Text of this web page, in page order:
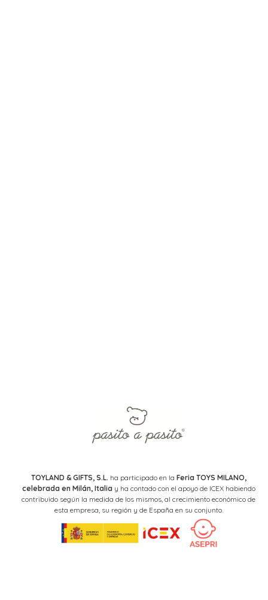
TOYLAND & GIFTS, S.L. ha participado en la Feria TOYS MILANO,
celebrada en Milán, Italiay ha contado con el apoyo de ICEX habiendo
contribuido según la medida de los mismos, al crecimiento económico de
esta empresa, su región y de España en su conjunto.